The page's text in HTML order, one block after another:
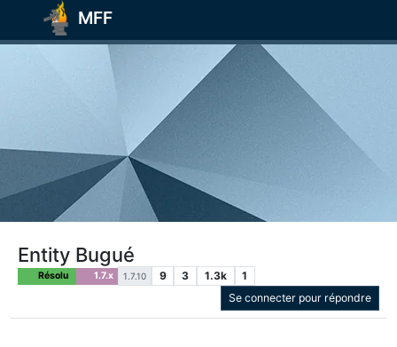
MFF
Entity Bugué
Résolu 1.7.x 1.7.10 9 3 1.3k
1
Se connecter pour répondre